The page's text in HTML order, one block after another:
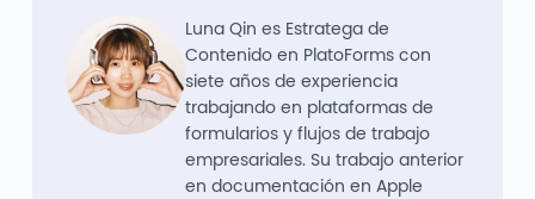
Luna Qin es Estratega de
Contenido en PlatoForms con
siete años de experiencia
trabajando en plataformas de
formularios y flujos de trabajo
empresariales. Su trabajo anterior
en documentación en Apple